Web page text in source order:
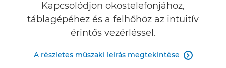
Kapcsolódjon okostelefonjához,
táblagépéhez és a felhőhöz az intuitív
érintős vezérléssel.
A részletes műszaki leírás megtekintése 